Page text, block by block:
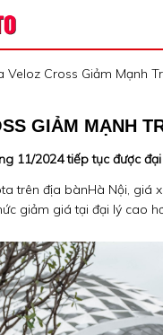
Veloz Cross Giảm Mạnh
GIẢM MẠNH
11/2024 tiếp tục được
trên địa bànHà Nội, giá
giảm giá tại đại lý cao